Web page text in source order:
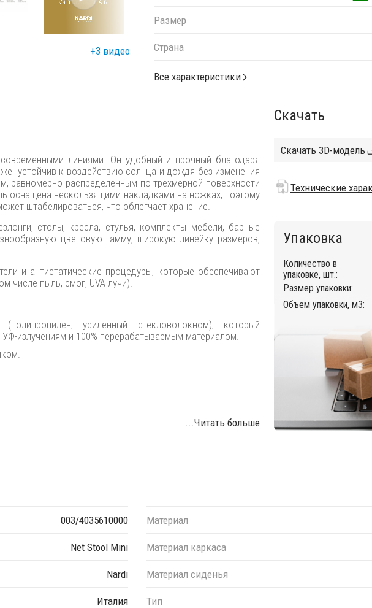
+3 видео
Размер
Страна
Все характеристики
линиями. Он удобный и прочный благодаря
устойчив к воздействию солнца и дождя без изменения
равномерно распределенным по трехмерной поверхности
оснащена нескользящими накладками на ножках, поэтому
штабелироваться, что облегчает хранение.
столы, кресла, стулья, комплекты мебели, барные
цветовую гамму, широкую линейку размеров,
и антистатические процедуры, которые обеспечивают
числе пыль, смог, UVA-лучи).
усиленный стекловолокном), который
излучениям и 100% перерабатываемым материалом.
и цвета данного изделия обращайтесь к нашим
...Читать больше
Скачать
Скачать 3D-модель
Технические
Упаковка
Количество в
упаковке, шт.:
Размер упаковки:
Объем упаковки, м3:
003/4035610000
Net Stool Mini
Nardi
Италия
Материал
Материал каркаса
Материал сиденья
Тип